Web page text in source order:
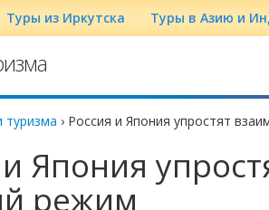
Туры из Иркутска Туры в Азию и
туризма › Россия и Япония упростят
и Япония
режим